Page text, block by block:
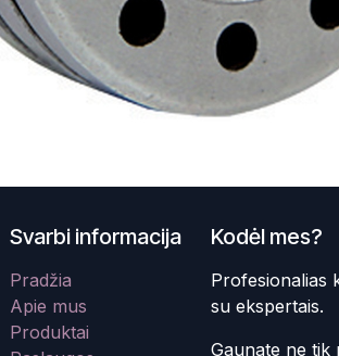
Kodėl mes?
Profesionalias
su ekspertais.
Gaunate ne
Svarbi informacija
Pradžia
Apie mus
Produktai